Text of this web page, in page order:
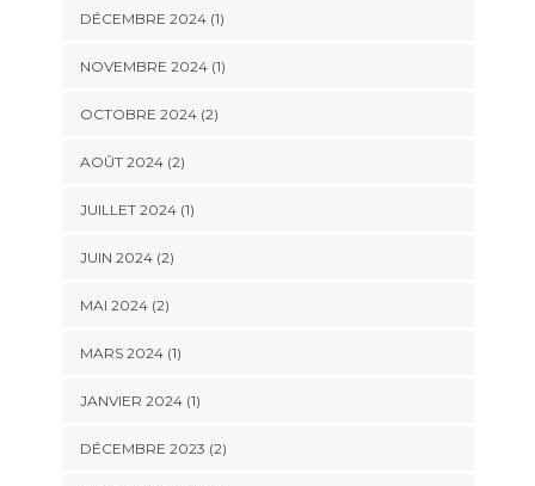
DÉCEMBRE 2024(1)
NOVEMBRE 2024(1)
OCTOBRE 2024(2)
AOÛT 2024(2)
JUILLET 2024(1)
JUIN 2024(2)
MAI 2024(2)
MARS 2024(1)
JANVIER 2024(1)
DÉCEMBRE 2023 (2)